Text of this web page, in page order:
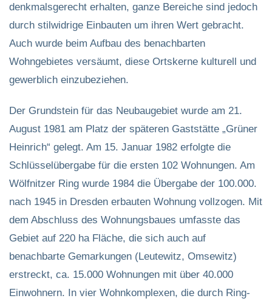
denkmalsgerecht erhalten, ganze Bereiche sind jedoch
durch stilwidrige Einbauten um ihren Wert gebracht.
Auch wurde beim Aufbau des benachbarten
Wohngebietes versäumt, diese Ortskerne kulturell und
gewerblich einzubeziehen.
Der Grundstein für das Neubaugebiet wurde am 21.
August 1981 am Platz der späteren Gaststätte „Grüner
Heinrich“ gelegt. Am 15. Januar 1982 erfolgte die
Schlüsselübergabe für die ersten 102 Wohnungen. Am
Wölfnitzer Ring wurde 1984 die Übergabe der 100.000.
nach 1945 in Dresden erbauten Wohnung vollzogen. Mit
dem Abschluss des Wohnungsbaues umfasste das
Gebiet auf 220 ha Fläche, die sich auch auf
benachbarte Gemarkungen (Leutewitz, Omsewitz)
erstreckt, ca. 15.000 Wohnungen mit über 40.000
Einwohnern. In vier Wohnkomplexen, die durch Ring-